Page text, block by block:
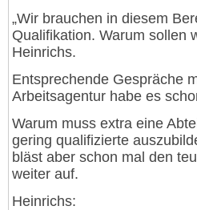
„Wir brauchen in diesem
Qualifikation. Warum sollen
Heinrichs.
Entsprechende Gespräche
Arbeitsagentur habe es
Warum muss extra eine
gering qualifizierte
bläst aber schon mal den
weiter auf.
Heinrichs: